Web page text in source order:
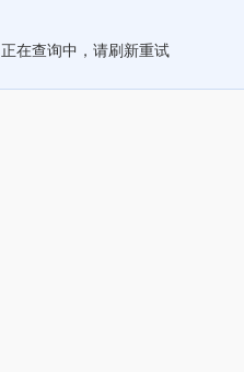
正在查询中，请刷新重试